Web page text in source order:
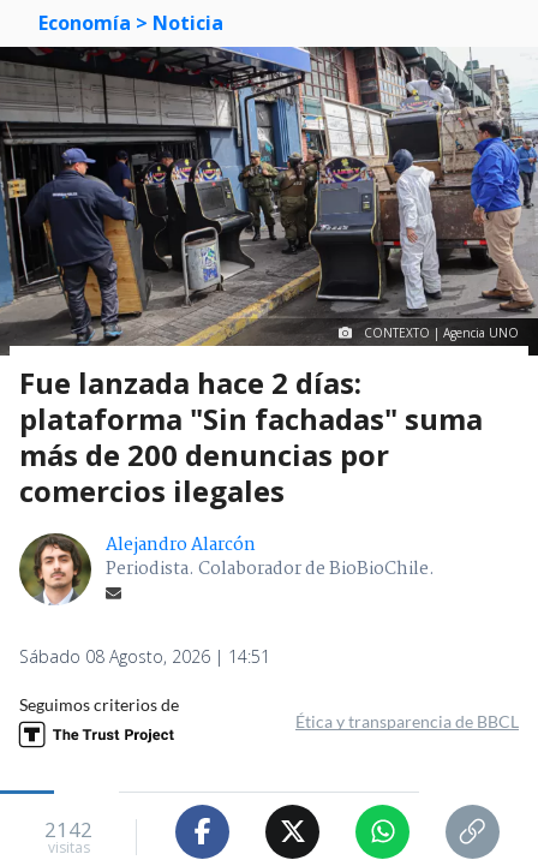
Economía > Noticia
CONTEXTO | Agencia UNO
Fue lanzada hace 2 días:
plataforma "Sin fachadas" suma
más de 200 denuncias por
comercios ilegales
Alejandro Alarcón
Periodista. Colaborador de BioBioChile.
Sábado 08 Agosto, 2026 | 14:51
Seguimos criterios de
Ética y transparencia de BBCL
2142
visitas